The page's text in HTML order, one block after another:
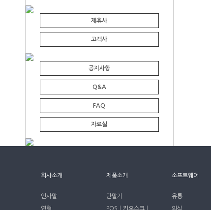
제휴사
고객사
공지사항
Q&A
FAQ
자료실
회사소개
인사말
연혁
제품소개
단말기
POS│키오스크│
소프트웨어
유통
외식